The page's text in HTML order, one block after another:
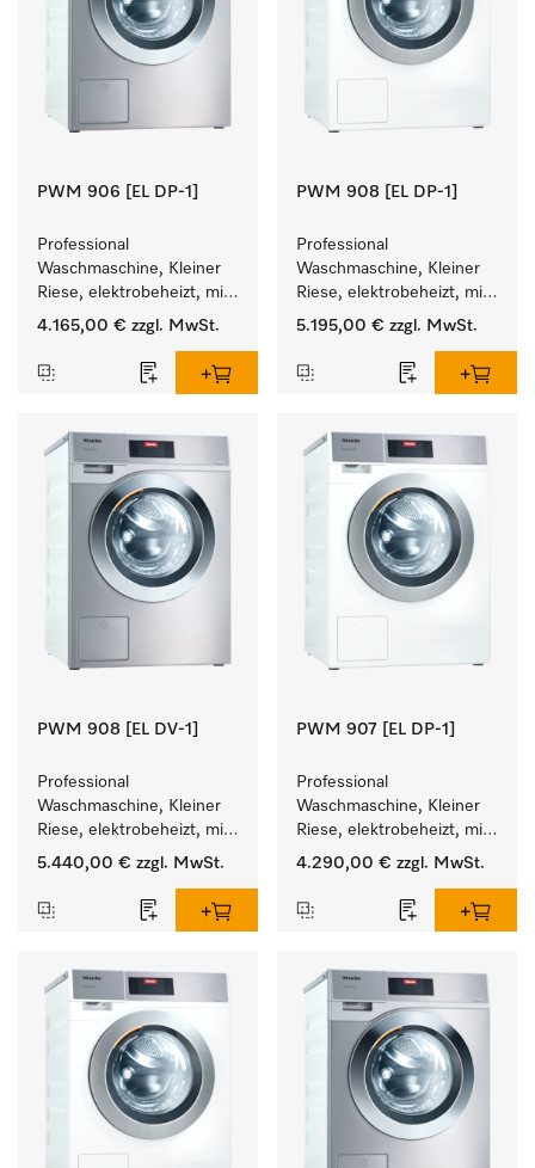
PWM 906 [EL DP-1]
Professional
Waschmaschine, Kleiner
Riese, elektrobeheizt, mit
Ablaufpumpe und
Programmen.
Leistung 6 kg  in 49 min .
4.165,00 € zzgl. MwSt.
PWM 908 [EL DP-1]
Professional
Waschmaschine, Kleiner
Riese, elektrobeheizt, mit
Ablaufpumpe und
Programmen.
Leistung 8 kg  in 49 min .
5.195,00 € zzgl. MwSt.
PWM 908 [EL DV-1]
Professional
Waschmaschine, Kleiner
Riese, elektrobeheizt, mit
Ablaufventil und
Programmen.
Leistung 8 kg  in 49 min .
5.440,00 € zzgl. MwSt.
PWM 907 [EL DP-1]
Professional
Waschmaschine, Kleiner
Riese, elektrobeheizt, mit
Ablaufpumpe und
Programmen.
Leistung 7 kg  in 49 min .
4.290,00 € zzgl. MwSt.